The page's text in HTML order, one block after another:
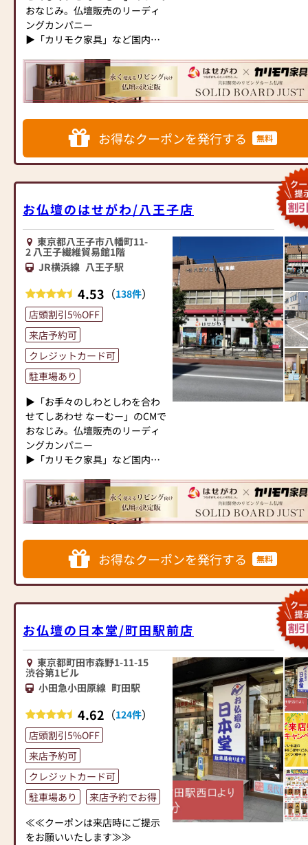
を承ります。お電話時に「いい
仏壇を見た」とお伝えください)
●訪問(はせがわの専門スタッフ
がご相談や商品ご購入のお手続
きを致します)
≪お仏壇のはせがわよりお客様
「仏壇や仏具をお探しでした
ら、ぜひお仏壇のはせがわにお
越しください。当店は幅広い品
客様をお迎えしています。
仏壇には様々な種類がございま
す。伝統的な木製の仏壇やモダ
ンなデザインの仏壇、またコン
パクトなサイズの仏壇など、お
客様のご要望に合わせて選ぶこ
とができます。仏壇の素材や彫
刻、仏像の種類も豊富にご用意
しておりますので、心からご供
養いただける仏壇を見つけてい
ただけます。
さらに、仏具も充実しておりま
す。位牌や線香、ろうそくや花
立てなど、お仏壇のセットや個
ります。お好みやご自宅のお仏
壇に合わせて、お求めいただけ
ます。
当店の魅力は、品質と価格のバ
ランスです。品質に妥協せず、
ます。お客様に長くご利用いた
だけるような耐久性のある商品
を取り扱っておりますので、安
だけます。
また、スタッフ一同、お客様の
ご要望に丁寧にお応えいたしま
問やご相談にも親身にお答え
ます。お客様のご満足度を最優
先に考え、心からのおもてなし
を提供いたします。
お仏壇のはせがわでは、お客様
の大切なご供養に寄り添い、お
手伝いさせていただきます。ぜ
ひ一度、当店にお越しくださ
い。心地よい空間で、お仏壇や
仏具をご覧いただけます。スタ
ッフ一同、心よりお待ちしてお
ります。」
おなじみ。仏壇販売のリーディ
ングカンパニー
▶「カリモク家具」など国内家
ンテリアにマッチするお仏壇を
展開
国内130店舗以上のスケールメ
リットと東証上場の信頼。創業
以来、親切・丁寧な説明と対応
を心がけ、年間約25,000基のお
仏壇、約3,000基のお墓を納めて
では、さまざまな供養（対話の
場づくり）の形をご提案してお
ります。ご自身、ご家族にあっ
た供養の形について、迷うこと
や、お困りのことなどございま
ください。店内にはお仏壇・お
仏具・お位牌・お線香・お念珠
等、豊富にご用意しておりま
す。1,000種類以上の組み合わせ
の中からお客様に合ったお仏
壇・お仏具をご提案いたしま
す。
≪「カリモク家具」との協同開
発≫
お仏壇のはせがわは、日本を代
表する家具メーカー「カリモク
住宅にあったモダンなお仏壇を
作っています。他にも国内の家
具専門メーカーと作り上げたお
人と偲ぶ人をつなぐ新しいカタ
チを提案します。
≪はせがわ店舗サービスのご案
内≫
品整理のご相談
予約ボタン」からお申込くださ
い)
●お電話(ご相談や商品のご注文
仏壇を見た」とお伝えください)
●訪問(はせがわの専門スタッフ
がご相談や商品ご購入のお手続
きを致します)
≪お仏壇のはせがわよりお客様
へ≫
「仏壇や仏具をお探しでした
ら、ぜひお仏壇のはせがわにお
お得なクーポンを発行する 無料
お仏壇のはせがわ/八王子店
東京都八王子市八幡町11-
2 八王子繊維貿易館1階
JR横浜線 八王子駅
4.53 （138件）
店頭割引5%OFF
来店予約可
クレジットカード可
駐車場あり
▶「お手々のしわとしわを合わ
せてしあわせ なーむー」のCMで
おなじみ。仏壇販売のリーディ
ングカンパニー
▶「カリモク家具」など国内家
ンテリアにマッチするお仏壇を
展開
国内130店舗以上のスケールメ
リットと東証上場の信頼。創業
以来、親切・丁寧な説明と対応
を心がけ、年間約25,000基のお
仏壇、約3,000基のお墓を納めて
では、さまざまな供養（対話の
場づくり）の形をご提案してお
ります。ご自身、ご家族にあっ
た供養の形について、迷うこと
や、お困りのことなどございま
ください。店内にはお仏壇・お
仏具・お位牌・お線香・お念珠
等、豊富にご用意しておりま
す。1,000種類以上の組み合わせ
の中からお客様に合ったお仏
壇・お仏具をご提案いたしま
す。
≪「カリモク家具」との協同開
お得なクーポンを発行する 無料
お仏壇の日本堂/町田駅前店
東京都町田市森野1-11-15
渋谷第1ビル
小田急小田原線 町田駅
4.62 （124件）
店頭割引5%OFF
来店予約可
クレジットカード可
駐車場あり
来店予約でお得
≪≪クーポンは来店時にご提示
をお願いいたします≫≫